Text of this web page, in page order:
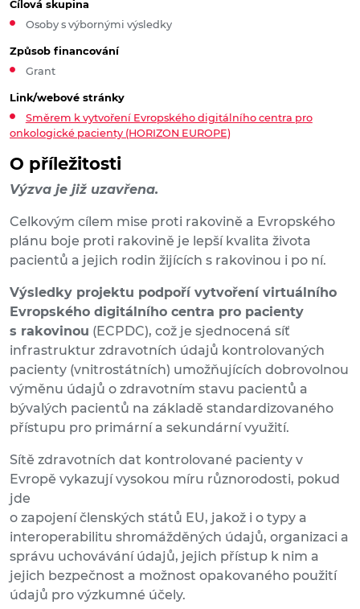
O příležitosti
Výzva je již uzavřena.
Celkovým cílem mise proti rakovině a Evropského
plánu boje proti rakovině je lepší kvalita života
pacientů a jejich rodin žijících s rakovinou i po ní.
Výsledky projektu podpoří vytvoření virtuálního
Evropského digitálního centra pro pacienty
s rakovinou (ECPDC), což je sjednocená síť
infrastruktur zdravotních údajů kontrolovaných
pacienty (vnitrostátních) umožňujících dobrovolnou
výměnu údajů o zdravotním stavu pacientů a
bývalých pacientů na základě standardizovaného
přístupu pro primární a sekundární využití.
Sítě zdravotních dat kontrolované pacienty v
Evropě vykazují vysokou míru různorodosti, pokud
jde
o zapojení členských států EU, jakož i o typy a
interoperabilitu shromážděných údajů, organizaci a
správu uchovávání údajů, jejich přístup k nim a
jejich bezpečnost a možnost opakovaného použití
údajů pro výzkumné účely.
Cílová skupina
Osoby s výbornými výsledky
Způsob financování
Grant
Link/webové stránky
Směrem k vytvoření Evropského digitálního centra pro
onkologické pacienty (HORIZON EUROPE)